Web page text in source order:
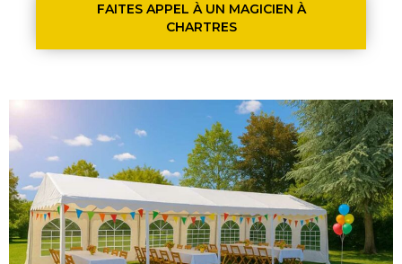
FAITES APPEL À UN MAGICIEN À
CHARTRES